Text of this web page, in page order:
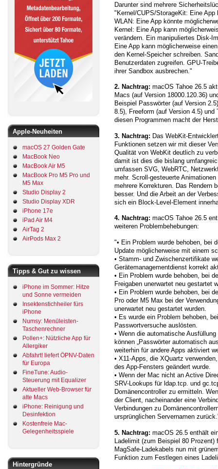
Apple-Neuheiten
macOS 27 Golden Gate
MacBook Neo
MacBook Air M5
MacBook Pro M5 Pro und
M5 Max
Studio Display 2
Studio Display XDR
iPhone 17e
iPad Air M4
AirTag 2
AirPods Max 2
Tipps & Gut zu wissen
iPhone im Sommer: Hitze
und Sonne vermeiden
Insektenstichheiler fürs
iPhone
Numsy: Menüleisten-
Taschenrechner
Pollen+: Nützliche App für
Allergiker
Abfahrt! liefert ÖPNV-Daten
für Europa
FineTune: Audio-
Steuerung mit Equalizer
Aktueller Web-Browser für
alte Macs
iPhone: Reinigung und
Desinfektion
Kostenfreie Mac-
Gelegenheitsspiele
Hintergründe
Darunter sind mehrere
"Kernel/CUPS/StorageKit: Eine
WLAN: Eine App könnte
Kernel: Eine App kann
verändern. Ein manipuliertes Disk-
Eine App kann möglicherweise
den Kernel-Speicher schreiben.
Benutzerdaten zugreifen. GPU-
ihrer Sandbox ausbrechen."
2. Nachtrag: macOS Tahoe 26.5
Macs (auf Version 18000.120.36)
Beispiel Passwörter (auf Version
8.5), Freeform (auf Version 4.5)
diesen Programmen macht der
3. Nachtrag: Das WebKit-
Funktionen setzen wir mit dieser
Qualität von WebKit deutlich zu
damit ist dies die bislang
umfassen SVG, WebRTC,
mehr. Scroll-gesteuerte
mehrere Korrekturen. Das Rendern
besser. Und die Arbeit an der
sich ein Block-Level-Element
4. Nachtrag: macOS Tahoe 26.5
weiteren Problembehebungen:
"• Ein Problem wurde behoben, bei
Update möglicherweise mit einem
• Stamm- und Zwischenzertifikate
Gerätemanagementdienst korrekt
• Ein Problem wurde behoben, bei
Freigaben unerwartet neu gestartet
• Ein Problem wurde behoben, bei
Pro oder M5 Max bei der
unerwartet neu gestartet wurden.
• Es wurde ein Problem behoben,
Passwortversuche auslösten.
• Wenn die automatische
können „Passwörter automatisch
weiterhin für andere Apps aktiviert
• X11-Apps, die XQuartz
des App-Fensters geändert wurde.
• Wenn der Mac nicht an Active
SRV-Lookups für ldap.tcp. und
Domänencontroller zu ermitteln.
der Client, nacheinander eine
Verbindungen zu
ursprünglichen Servernamen
5. Nachtrag: macOS 26.5 enthält
Ladelimit (zum Beispiel 80
MagSafe-Ladekabels nun mit
Funktion zum Festlegen eines